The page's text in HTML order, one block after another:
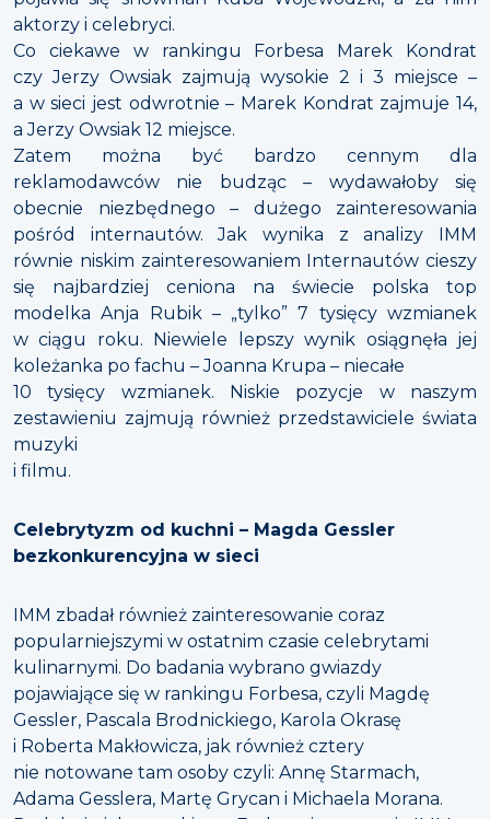
aktorzy i celebryci.
Co ciekawe w rankingu Forbesa Marek Kondrat
czy Jerzy Owsiak zajmują wysokie 2 i 3 miejsce –
a w sieci jest odwrotnie – Marek Kondrat zajmuje 14,
a Jerzy Owsiak 12 miejsce.
Zatem można być bardzo cennym dla
reklamodawców nie budząc – wydawałoby się
obecnie niezbędnego – dużego zainteresowania
pośród internautów. Jak wynika z analizy IMM
równie niskim zainteresowaniem Internautów cieszy
się najbardziej ceniona na świecie polska top
modelka Anja Rubik – „tylko” 7 tysięcy wzmianek
w ciągu roku. Niewiele lepszy wynik osiągnęła jej
koleżanka po fachu – Joanna Krupa – niecałe
10 tysięcy wzmianek. Niskie pozycje w naszym
zestawieniu zajmują również przedstawiciele świata
muzyki
i filmu.
Celebrytyzm od kuchni – Magda Gessler
bezkonkurencyjna w sieci
IMM zbadał również zainteresowanie coraz
popularniejszymi w ostatnim czasie celebrytami
kulinarnymi. Do badania wybrano gwiazdy
pojawiające się w rankingu Forbesa, czyli Magdę
Gessler, Pascala Brodnickiego, Karola Okrasę
i Roberta Makłowicza, jak również cztery
nie notowane tam osoby czyli: Annę Starmach,
Adama Gesslera, Martę Grycan i Michaela Morana.